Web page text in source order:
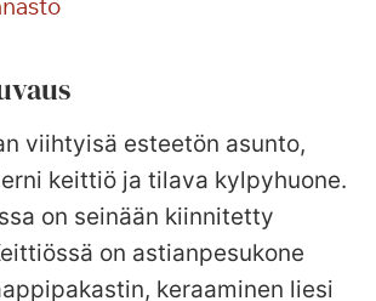
viihtyisä esteetön asunto,
keittiö ja tilava kylpyhuone.
on seinään kiinnitetty
on astianpesukone
keraaminen liesi